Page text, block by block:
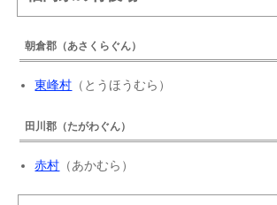
朝倉郡（あさくらぐん）
東峰村 （とうほうむら）
田川郡（たがわぐん）
赤村 （あかむら）